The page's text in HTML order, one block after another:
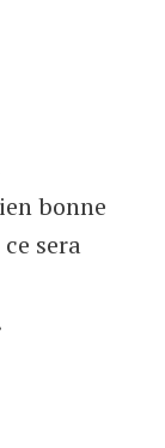
bonne
sera